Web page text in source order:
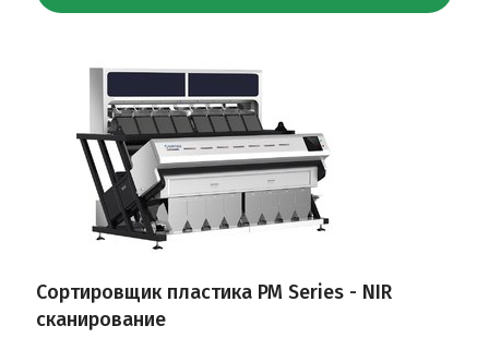
Сортировщик пластика PM Series - NIR
сканирование